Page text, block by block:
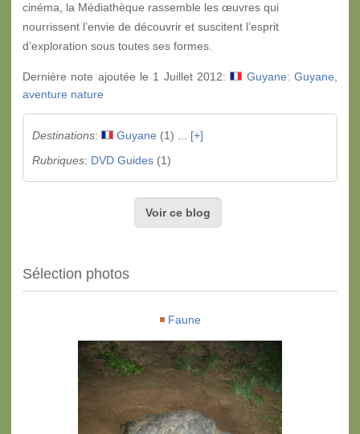
cinéma, la Médiathèque rassemble les œuvres qui
nourrissent l’envie de découvrir et suscitent l’esprit
d’exploration sous toutes ses formes.
Dernière note ajoutée le 1 Juillet 2012:
Guyane: Guyane,
aventure nature
Destinations: Guyane (1) ... [+]
Rubriques: DVD Guides(1)
Voir ce blog
Sélection photos
Faune